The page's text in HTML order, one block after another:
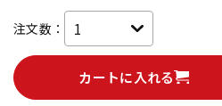
注文数：
カートに入れる